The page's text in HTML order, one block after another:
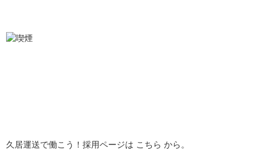
久居運送で働こう！採用ページは こちら から。